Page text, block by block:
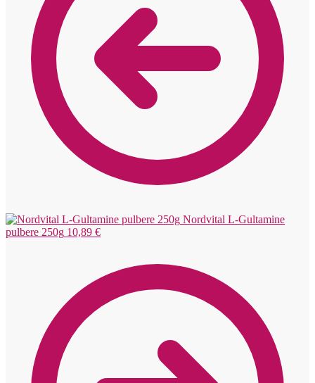
Nordvital L-Gultamine
pulbere 250g 10,89 €